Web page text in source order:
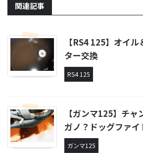
関連記事
【RS4 125】オイ
ター交換
RS4 125
【ガンマ125】チ
ガノ？ドッグファイ
ガンマ125